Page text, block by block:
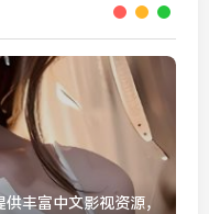
丰富中文影视资源，